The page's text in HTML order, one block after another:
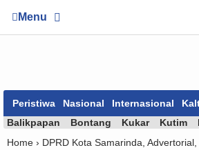
Menu
Peristiwa Nasional Internasional
Balikpapan
Bontang Kukar Kutim
Home › DPRD Kota Samarinda Advertorial